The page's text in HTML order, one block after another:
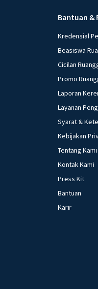
Bantuan &
Kredensial
Beasiswa
Cicilan
Promo
Laporan
Layanan
Syarat &
Kebijakan
Tentang Kami
Kontak Kami
Press Kit
Bantuan
Karir